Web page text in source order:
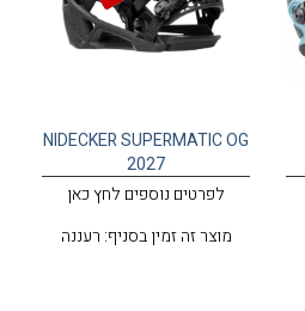
NIDECKER SUPERMATIC OG
2027
לפרטים נוספים לחץ כאן
מוצר זה זמין בסניף: רעננה